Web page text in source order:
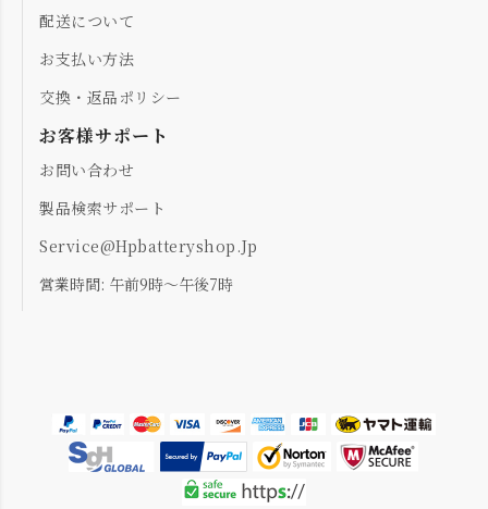
配送について
お支払い方法
交換・返品ポリシー
お客様サポート
お問い合わせ
製品検索サポート
Service@hpbatteryshop.jp
営業時間: 午前9時～午後7時